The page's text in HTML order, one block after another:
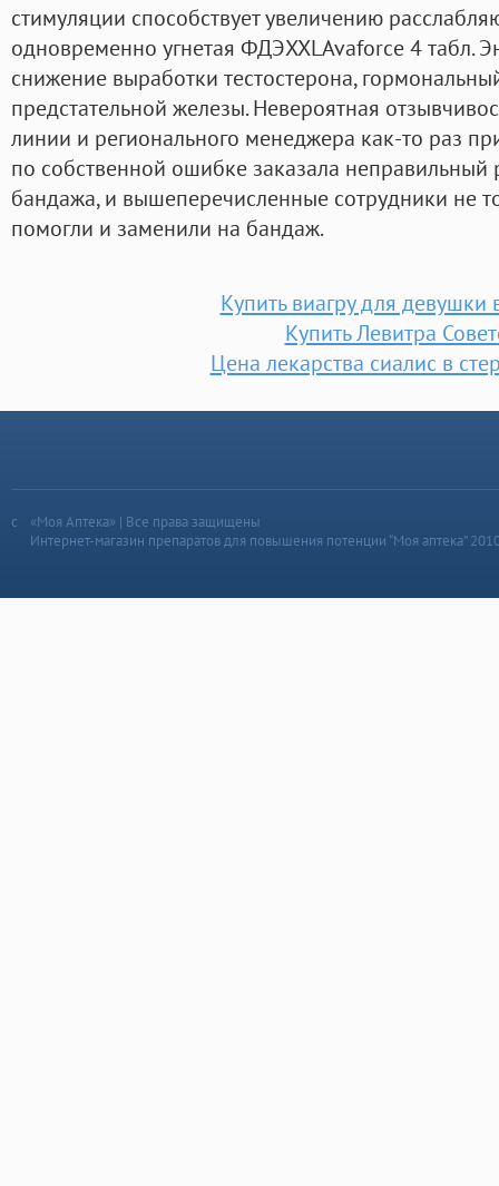
стимуляции способствует увеличению
одновременно угнетая ФДЭXXLAvaforce 4 табл.
снижение выработки тестостерона,
предстательной железы. Невероятная
линии и регионального менеджера как-то раз
по собственной ошибке заказала
бандажа, и вышеперечисленные сотрудники не
помогли и заменили на бандаж.
Купить виагру для девушки
Купить Левитра
Цена лекарства сиалис в
«Моя Аптека» | Все права защищены
Интернет-магазин препаратов для повышения потенции “Моя аптека”